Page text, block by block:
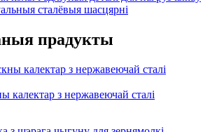
сталёвыя шасцярні
прадукты
калектар з нержавеючай сталі